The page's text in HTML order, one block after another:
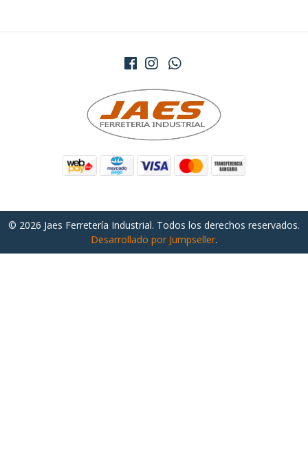
© 2026 Jaes Ferretería Industrial. Todos los derechos reservados.
Desarrollado por Jumpseller.